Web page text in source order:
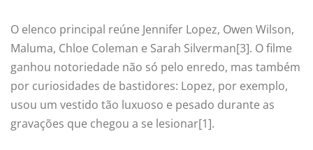
O elenco principal reúne Jennifer Lopez, Owen Wilson,
Maluma, Chloe Coleman e Sarah Silverman[3]. O filme
ganhou notoriedade não só pelo enredo, mas também
por curiosidades de bastidores: Lopez, por exemplo,
usou um vestido tão luxuoso e pesado durante as
gravações que chegou a se lesionar[1].